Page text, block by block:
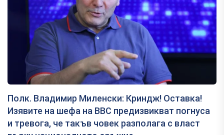
Полк. Владимир Миленски: Криндж! Оставка!
Изявите на шефа на ВВС предизвикват погнуса
и тревога, че такъв човек разполага с власт